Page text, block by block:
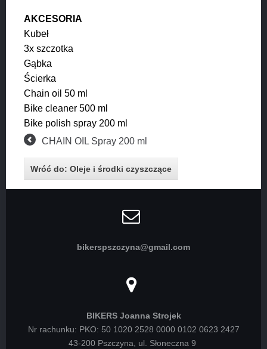
AKCESORIA
Kubeł
3x szczotka
Gąbka
Ścierka
Chain oil 50 ml
Bike cleaner 500 ml
Bike polish spray 200 ml
CHAIN OIL Spray 200 ml
Wróć do: Oleje i środki czyszczące
bikerspszczyna@gmail.com
BIKERS Joanna Strojek
Nr rachunku: PKO: 50 1020 2528 0000 0102 0623 2427
43-200 Pszczyna, ul. Słoneczna 9